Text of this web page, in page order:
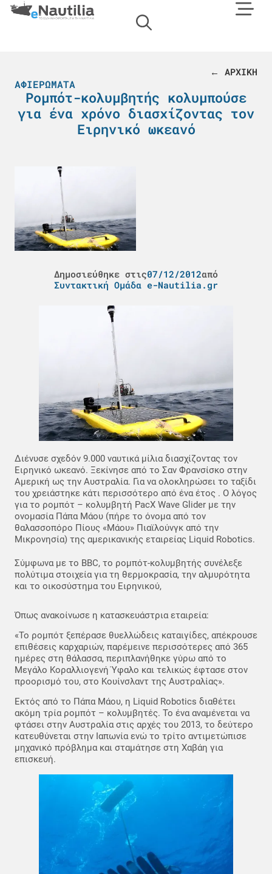
← ΑΡΧΙΚΗ
ΑΦΙΕΡΏΜΑΤΑ
Ρομπότ-κολυμβητής κολυμπούσε
για ένα χρόνο διασχίζοντας τον
Ειρηνικό ωκεανό
Δημοσιεύθηκε στις07/12/2012από
Συντακτική Ομάδα e-Nautilia.gr
Διένυσε σχεδόν 9.000 ναυτικά μίλια διασχίζοντας τον
Ειρηνικό ωκεανό. Ξεκίνησε από το Σαν Φρανσίσκο στην
Αμερική ως την Αυστραλία. Για να ολοκληρώσει το ταξίδι
του χρειάστηκε κάτι περισσότερο από ένα έτος . Ο λόγος
για το ρομπότ – κολυμβητή PacX Wave Glider με την
ονομασία Πάπα Μάου (πήρε το όνομα από τον
θαλασσοπόρο Πίους «Μάου» Πιαϊλούνγκ από την
Μικρονησία) της αμερικανικής εταιρείας Liquid Robotics.
Σύμφωνα με το BBC, το ρομπότ-κολυμβητής συνέλεξε
πολύτιμα στοιχεία για τη θερμοκρασία, την αλμυρότητα
και το οικοσύστημα του Ειρηνικού,
Όπως ανακοίνωσε η κατασκευάστρια εταιρεία:
«Το ρομπότ ξεπέρασε θυελλώδεις καταιγίδες, απέκρουσε
επιθέσεις καρχαριών, παρέμεινε περισσότερες από 365
ημέρες στη θάλασσα, περιπλανήθηκε γύρω από το
Μεγάλο Κοραλλιογενή Ύφαλο και τελικώς έφτασε στον
προορισμό του, στο Κουίνσλαντ της Αυστραλίας».
Εκτός από το Πάπα Μάου, η Liquid Robotics διαθέτει
ακόμη τρία ρομπότ – κολυμβητές. Το ένα αναμένεται να
φτάσει στην Αυστραλία στις αρχές του 2013, το δεύτερο
κατευθύνεται στην Ιαπωνία ενώ το τρίτο αντιμετώπισε
μηχανικό πρόβλημα και σταμάτησε στη Χαβάη για
επισκευή.